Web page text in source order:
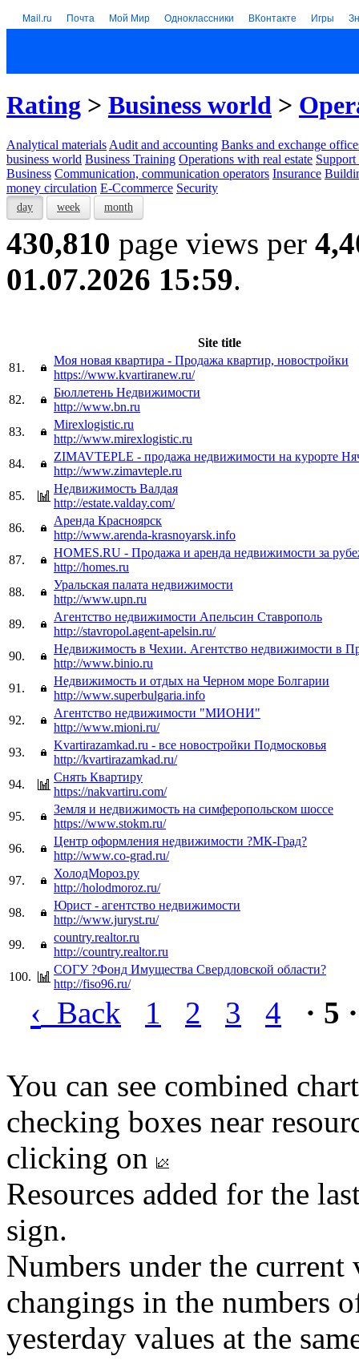
Mail.ru Почта Мой Мир Одноклассники ВКонтакте Игры
Rating > Business world >
Analytical materials Audit and accounting Banks and exchange
business world Business Training Operations with real estate Support
Business Communication, communication operators Insurance
money circulation E-Ccommerce Security
day week month
430,810 page views per
01.07.2026 15:59.
Site title
81.
Моя новая квартира - Продажа квартир, новостройки
https://www.kvartiranew.ru/
82.
Бюллетень Недвижимости
http://www.bn.ru
83.
Mirexlogistic.ru
http://www.mirexlogistic.ru
84.
ZIMAVTEPLE - продажа недвижимости на курорте
http://www.zimavteple.ru
85.
Недвижимость Валдая
http://estate.valday.com/
86.
Аренда Красноярск
http://www.arenda-krasnoyarsk.info
87.
HOMES.RU - Продажа и аренда недвижимости за
http://homes.ru
88.
Уральская палата недвижимости
http://www.upn.ru
89.
Агентство недвижимости Апельсин Ставрополь
http://stavropol.agent-apelsin.ru/
90.
Недвижимость в Чехии. Агентство недвижимости в
http://www.binio.ru
91.
Недвижимость и отдых на Черном море Болгарии
http://www.superbulgaria.info
92.
Агентство недвижимости "МИОНИ"
http://www.mioni.ru/
93.
Kvartirazamkad.ru - все новостройки Подмосковья
http://kvartirazamkad.ru/
94.
Снять Квартиру
https://nakvartiru.com/
95.
Земля и недвижимость на симферопольском шоссе
https://www.stokm.ru/
96.
Центр оформления недвижимости ?МК-Град?
http://www.co-grad.ru/
97.
ХолодМороз.ру
http://holodmoroz.ru/
98.
Юрист - агентство недвижимости
http://www.juryst.ru/
99.
country.realtor.ru
http://country.realtor.ru
100.
СОГУ ?Фонд Имущества Свердловской области?
http://fiso96.ru/
‹ Back 1 2 3 4 · 5 ·
You can see combined
checking boxes near
clicking on
Resources added for the
sign.
Numbers under the
changings in the numbers
yesterday values at the